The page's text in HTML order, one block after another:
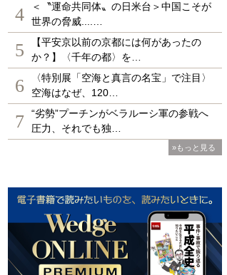
4
＜〝運命共同体〟の日米台＞中国こそが
世界の脅威....…
5
【平安京以前の京都には何があったの
か？】〈千年の都〉を…
6
〈特別展「空海と真言の名宝」で注目〉
空海はなぜ、120…
7
“劣勢”プーチンがベラルーシ軍の参戦へ
圧力、それでも独…
»もっと見る